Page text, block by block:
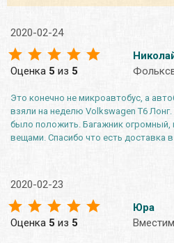
2020-02-24
Оценка 5 из 5
Это конечно не микроавтобус, а
взяли на неделю Volkswagen T6 Лонг.
было положить. Багажник огромный,
вещами. Спасибо что есть доставка в
2020-02-23
Оценка 5 из 5
Юра